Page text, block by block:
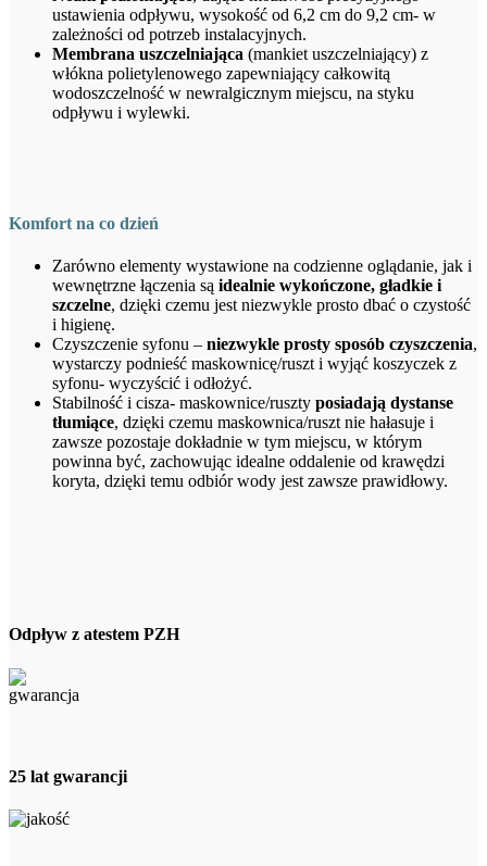
ustawienia odpływu, wysokość od 6,2 cm do 9,2 cm- w
zależności od potrzeb instalacyjnych.
Membrana uszczelniająca (mankiet uszczelniający) z
włókna polietylenowego zapewniający całkowitą
wodoszczelność w newralgicznym miejscu, na styku
odpływu i wylewki.
Komfort na co dzień
Zarówno elementy wystawione na codzienne oglądanie, jak i
wewnętrzne łączenia są idealnie wykończone, gładkie i
szczelne, dzięki czemu jest niezwykle prosto dbać o czystość
i higienę.
Czyszczenie syfonu – niezwykle prosty sposób czyszczenia,
wystarczy podnieść maskownicę/ruszt i wyjąć koszyczek z
syfonu- wyczyścić i odłożyć.
Stabilność i cisza- maskownice/ruszty posiadają dystanse
tłumiące, dzięki czemu maskownica/ruszt nie hałasuje i
zawsze pozostaje dokładnie w tym miejscu, w którym
powinna być, zachowując idealne oddalenie od krawędzi
koryta, dzięki temu odbiór wody jest zawsze prawidłowy.
Odpływ z atestem PZH
25 lat gwarancji